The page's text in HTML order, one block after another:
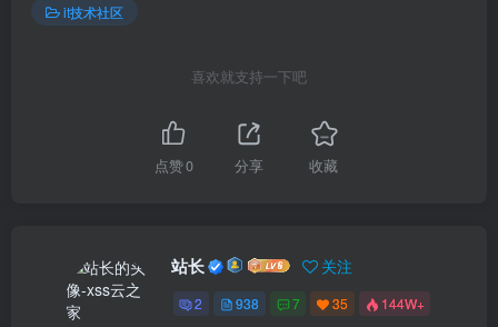
it技术社区
喜欢就支持一下吧
点赞0 分享 收藏
站长 关注
2 938 7 35 144W+